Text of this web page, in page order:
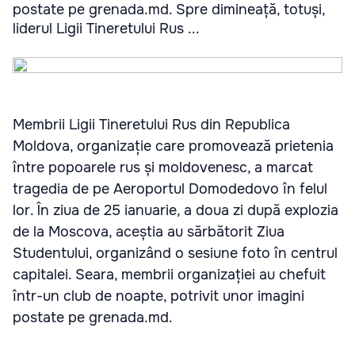
postate pe grenada.md. Spre dimineață, totuși,
liderul Ligii Tineretului Rus ...
Membrii Ligii Tineretului Rus din Republica
Moldova, organizație care promovează prietenia
între popoarele rus și moldovenesc, a marcat
tragedia de pe Aeroportul Domodedovo în felul
lor. În ziua de 25 ianuarie, a doua zi după explozia
de la Moscova, aceștia au sărbătorit Ziua
Studentului, organizând o sesiune foto în centrul
capitalei. Seara, membrii organizației au chefuit
într-un club de noapte, potrivit unor imagini
postate pe grenada.md.